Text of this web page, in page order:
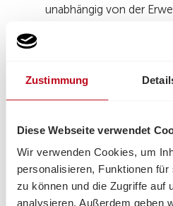
Zustimmung
Diese Webseite verwendet
Wir verwenden Cookies, um
personalisieren, Funktionen
zu können und die Zugriffe auf
analysieren. Außerdem geben
unabhängig von der
Einkommen entlasten.
Sozialversicherung ein,
starke Grenzbelastung
Wir fordern die